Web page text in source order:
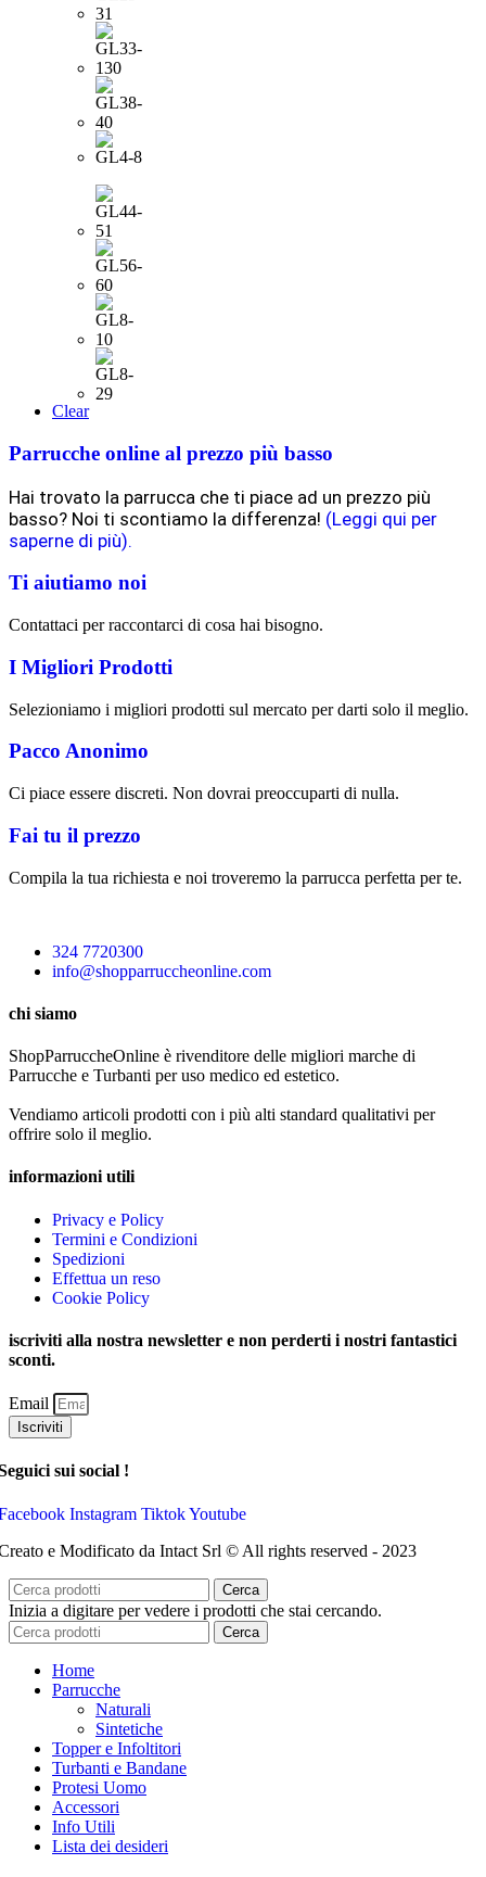
Clear
Parrucche online al prezzo più basso
Hai trovato la parrucca che ti piace ad un prezzo più
basso? Noi ti scontiamo la differenza! (Leggi qui per
saperne di più).
Ti aiutiamo noi
Contattaci per raccontarci di cosa hai bisogno.
I Migliori Prodotti
Selezioniamo i migliori prodotti sul mercato per darti solo il meglio.
Pacco Anonimo
Ci piace essere discreti. Non dovrai preoccuparti di nulla.
Fai tu il prezzo
Compila la tua richiesta e noi troveremo la parrucca perfetta per te.
324 7720300
info@shopparruccheonline.com
chi siamo
ShopParruccheOnline è rivenditore delle migliori marche di
Parrucche e Turbanti per uso medico ed estetico.
Vendiamo articoli prodotti con i più alti standard qualitativi per
offrire solo il meglio.
informazioni utili
Privacy e Policy
Termini e Condizioni
Spedizioni
Effettua un reso
Cookie Policy
iscriviti alla nostra newsletter e non perderti i nostri fantastici
sconti.
Email
Iscriviti
sui social !
Instagram TiktokYoutube
e Modificato da Intact Srl © All rights reserved - 2023
Cerca
Inizia a digitare per vedere i prodotti che stai cercando.
Cerca
Home
Parrucche
Naturali
Sintetiche
Topper e Infoltitori
Turbanti e Bandane
Protesi Uomo
Accessori
Info Utili
Lista dei desideri